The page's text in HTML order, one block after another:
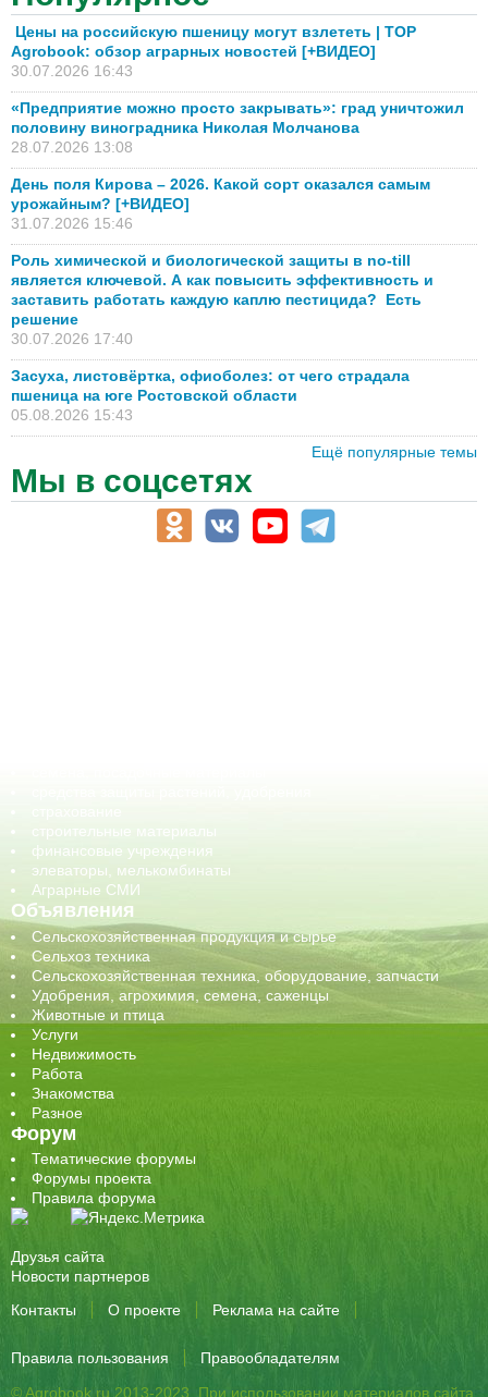
Цены на российскую пшеницу могут взлететь | TOP
Agrobook: обзор аграрных новостей [+ВИДЕО]
30.07.2026 16:43
«Предприятие можно просто закрывать»: град уничтожил
половину виноградника Николая Молчанова
28.07.2026 13:08
День поля Кирова – 2026. Какой сорт оказался самым
урожайным? [+ВИДЕО]
31.07.2026 15:46
Роль химической и биологической защиты в no-till
является ключевой. А как повысить эффективность и
заставить работать каждую каплю пестицида? Есть
решение
30.07.2026 17:40
Засуха, листовёртка, офиоболез: от чего страдала
пшеница на юге Ростовской области
05.08.2026 15:43
Ещё популярные темы
Мы в соцсетях
строительные материалы
финансовые учреждения
элеваторы, мелькомбинаты
Аграрные СМИ
Объявления
Сельскохозяйственная продукция и сырье
Сельхоз техника
Сельскохозяйственная техника, оборудование, запчасти
Удобрения, агрохимия, семена, саженцы
Животные и птица
Услуги
Недвижимость
Работа
Знакомства
Разное
Форум
Тематические форумы
Форумы проекта
Правила форума
Друзья сайта
Новости партнеров
Контакты
О проекте Реклама на сайте
Правила пользования
Правообладателям
© Agrobook.ru 2013-2023. При использовании материалов сайта